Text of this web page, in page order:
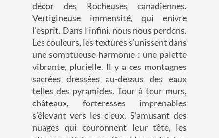
décor des Rocheuses canadiennes.
Vertigineuse immensité, qui enivre
l’esprit. Dans l’infini, nous nous perdons.
Les couleurs, les textures s’unissent dans
une somptueuse harmonie : une palette
vibrante, plurielle. Il y a ces montagnes
sacrées dressées au-dessus des eaux
telles des pyramides. Tour à tour murs,
châteaux, forteresses imprenables
s’élevant vers les cieux. S’amusant des
nuages qui couronnent leur tête, les